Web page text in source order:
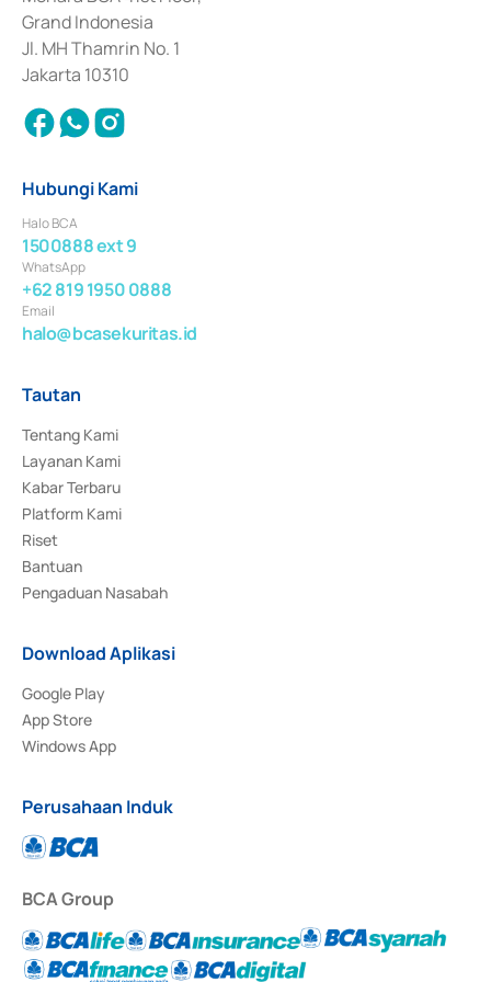
Surat Berharga Komersial yang izinnya diterbitkan pada tahun 2018.
Grand Indonesia
Jl. MH Thamrin No. 1
Jakarta 10310
Hubungi Kami
Halo BCA
1500888 ext 9
WhatsApp
+62 819 1950 0888
Email
halo@bcasekuritas.id
Tautan
Tentang Kami
Layanan Kami
Kabar Terbaru
Platform Kami
Riset
Bantuan
Pengaduan Nasabah
Download Aplikasi
Google Play
App Store
Windows App
Perusahaan Induk
BCA Group